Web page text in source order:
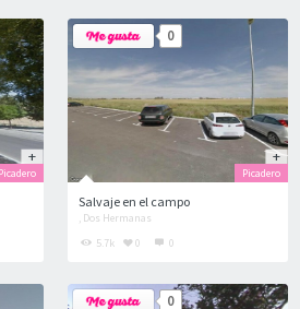
Picadero
0
Salvaje en el campo
, Dos Hermanas
Picadero
5.7k 0 0
0